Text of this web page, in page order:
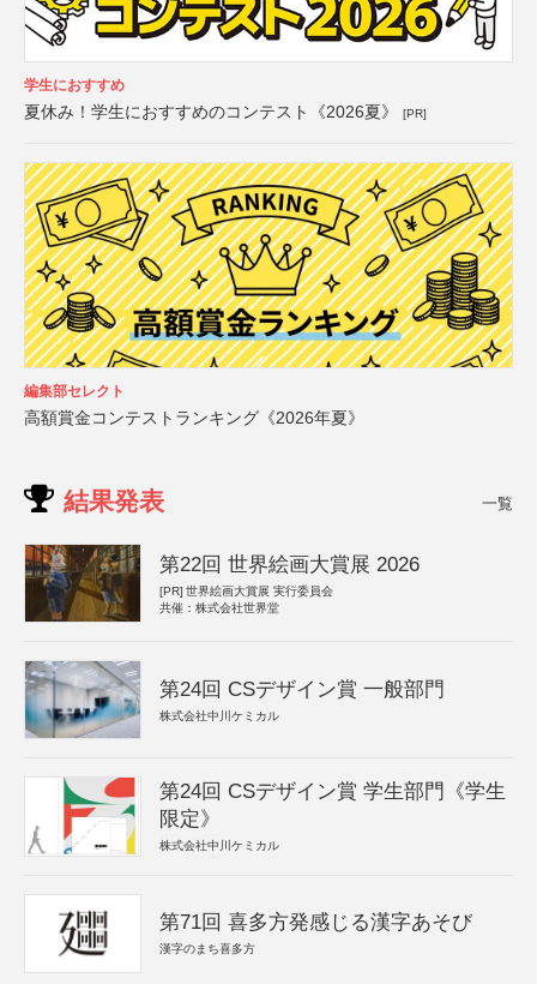
学生におすすめ
夏休み！学生におすすめのコンテスト《2026夏》 [PR]
編集部セレクト
高額賞金コンテストランキング《2026年夏》
結果発表 一覧
第22回 世界絵画大賞展 2026
[PR] 世界絵画大賞展 実行委員会
共催：株式会社世界堂
第24回 CSデザイン賞 一般部門
株式会社中川ケミカル
第24回 CSデザイン賞 学生部門《学生
限定》
株式会社中川ケミカル
第71回 喜多方発感じる漢字あそび
漢字のまち喜多方